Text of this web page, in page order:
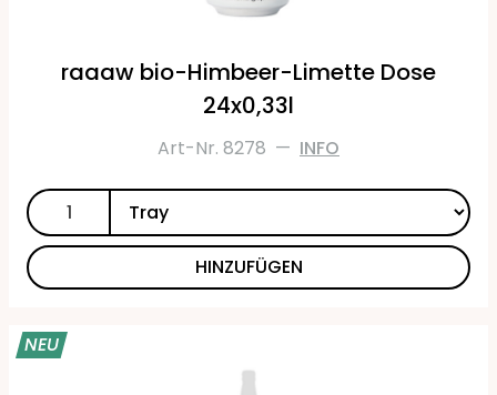
raaaw bio-Himbeer-Limette Dose
24x0,33l
Art-Nr. 8278 — INFO
HINZUFÜGEN
NEU